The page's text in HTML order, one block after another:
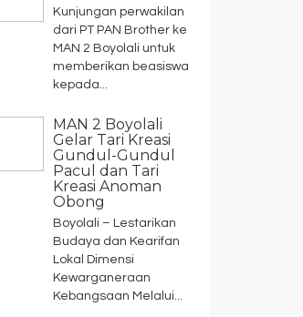
Kunjungan perwakilan
dari PT PAN Brother ke
MAN 2 Boyolali untuk
memberikan beasiswa
kepada...
MAN 2 Boyolali
Gelar Tari Kreasi
Gundul-Gundul
Pacul dan Tari
Kreasi Anoman
Obong
Boyolali – Lestarikan
Budaya dan Kearifan
Lokal Dimensi
Kewarganeraan
Kebangsaan Melalui...